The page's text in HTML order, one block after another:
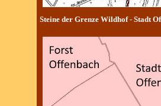
Steine der Grenze Wildhof - Stadt